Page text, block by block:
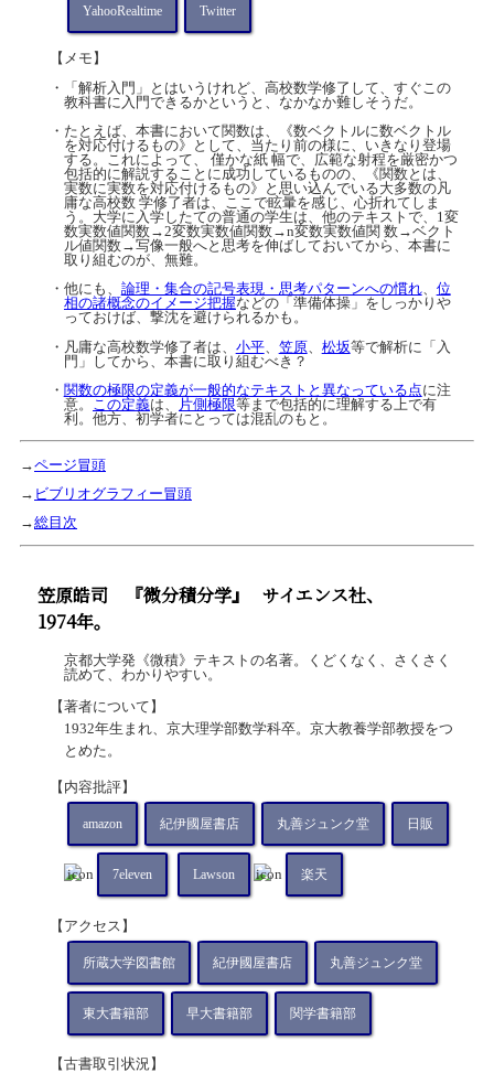
YahooRealtime Twitter
【メモ】
・「解析入門」とはいうけれど、高校数学修了して、すぐこの
教科書に入門できるかというと、なかなか難しそうだ。
・たとえば、本書において関数は、《数ベクトルに数ベクトル
を対応付けるもの》として、当たり前の様に、いきなり登場
する。これによって、 僅かな紙 幅で、広範な射程を厳密かつ
包括的に解説することに成功しているものの、《関数とは、
実数に実数を対応付けるもの》と思い込んでいる大多数の凡
庸な高校数 学修了者は、ここで眩暈を感じ、心折れてしま
う。大学に入学したての普通の学生は、他のテキストで、1変
数実数値関数→2変数実数値関数→n変数実数値関 数→ベクト
ル値関数→写像一般へと思考を伸ばしておいてから、本書に
取り組むのが、無難。
・他にも、 論理・集合の記号表現・思考パターンへの慣れ、 位
相の諸概念のイメージ把握などの「準備体操」をしっかりや
っておけば、撃沈を避けられるかも。
・凡庸な高校数学修了者は、 小平、 笠原、 松坂等で解析に「入
門」してから、本書に取り組むべき？
・ 関数の極限の定義が一般的なテキストと異なっている点に注
意。
この定義は、 片側極限等まで包括的に理解する上で有
利。他方、初学者にとっては混乱のもと。
→ページ冒頭
→ ビブリオグラフィー冒頭
→総目次
笠原皓司 『微分積分学』
サイエンス社、
1974年。
京都大学発《微積》テキストの名著。くどくなく、さくさく
読めて、わかりやすい。
【著者について】
1932年生まれ、京大理学部数学科卒。京大教養学部教授をつ
とめた。
【内容批評】
amazon 紀伊國屋書店 丸善ジュンク堂 日販
7eleven Lawson 楽天
【アクセス】
所蔵大学図書館 紀伊國屋書店 丸善ジュンク堂
東大書籍部 早大書籍部 関学書籍部
【古書取引状況】